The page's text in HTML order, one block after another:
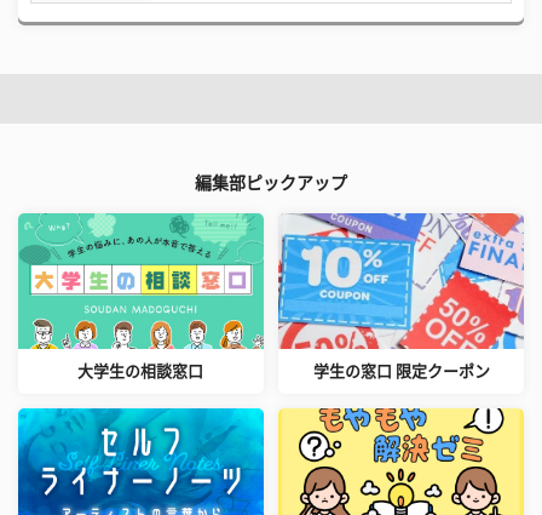
編集部ピックアップ
大学生の相談窓口 学生の窓口 限定クーポン